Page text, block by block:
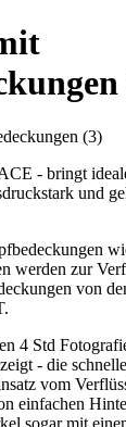
- bringt
und
werden zur
von
4 Std
- die
vom
einfachen
sogar mit